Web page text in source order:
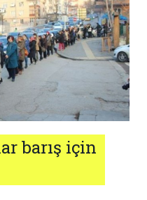
barış için